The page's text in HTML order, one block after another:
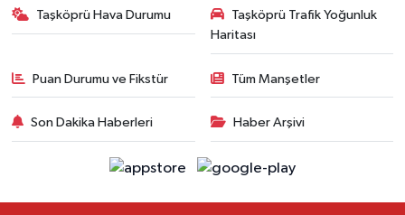
Taşköprü Hava Durumu
Taşköprü Trafik Yoğunluk
Haritası
Puan Durumu ve Fikstür Tüm Manşetler
Son Dakika Haberleri Haber Arşivi